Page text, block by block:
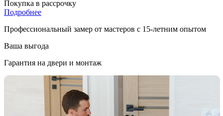
Покупка в рассрочку
Подробнее
Профессиональный замер от мастеров с 15-летним опытом
Ваша выгода
Гарантия на двери и монтаж